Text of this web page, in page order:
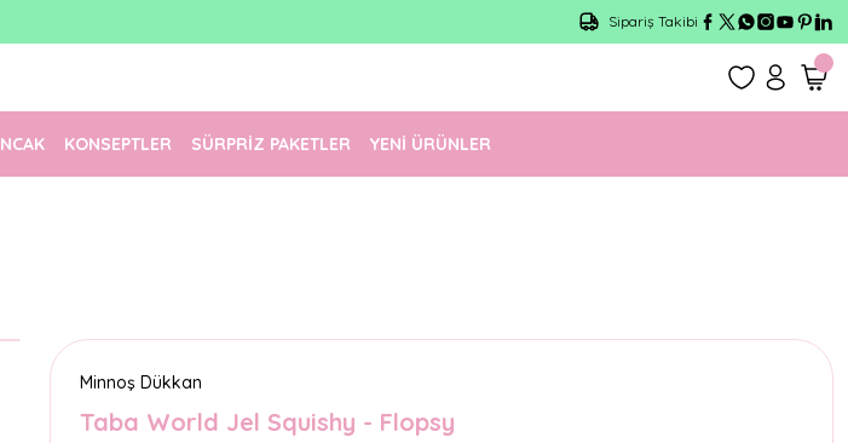
Ücretsiz Kargo
Sipariş Takibi
KONSEPTLER SÜRPRİZ PAKETLER YENİ ÜRÜNLER
Minnoş Dükkan
Taba World Jel Squishy - Flopsy